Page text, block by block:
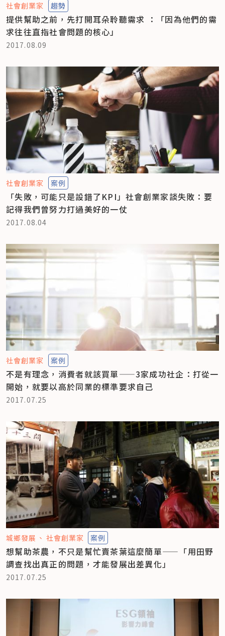
社會創業家 趨勢
提供幫助之前，先打開耳朵聆聽需求 ：「因為他們的需
求往往直指社會問題的核心」
2017.08.09
社會創業家 案例
「失敗，可能只是設錯了KPI」社會創業家談失敗：要
記得我們曾努力打過美好的一仗
2017.08.04
社會創業家 案例
不是有理念，消費者就該買單——3家成功社企：打從一
開始，就要以高於同業的標準要求自己
2017.07.25
城鄉發展 社會創業家 案例
想幫助茶農，不只是幫忙賣茶葉這麼簡單——「用田野
調查找出真正的問題，才能發展出差異化」
2017.07.25